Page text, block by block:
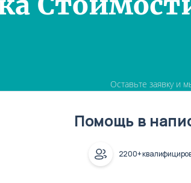
Оставьте заявку и
Помощь в
2200+